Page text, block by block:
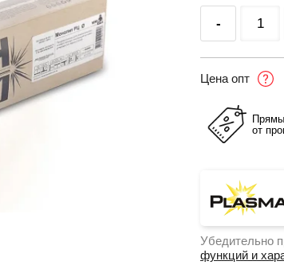
-
Цена опт
от
Убедительно
функций и